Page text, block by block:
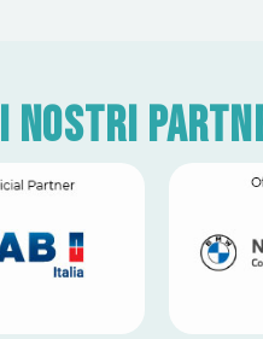
I nostri